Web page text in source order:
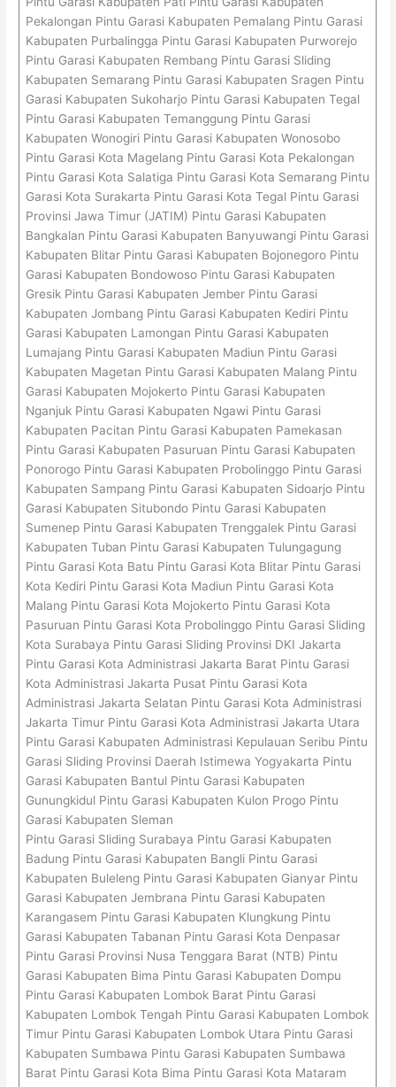
Pekalongan Pintu Garasi Kabupaten Pemalang Pintu Garasi
Kabupaten Purbalingga Pintu Garasi Kabupaten Purworejo
Pintu Garasi Kabupaten Rembang Pintu Garasi Sliding
Kabupaten Semarang Pintu Garasi Kabupaten Sragen Pintu
Garasi Kabupaten Sukoharjo Pintu Garasi Kabupaten Tegal
Pintu Garasi Kabupaten Temanggung Pintu Garasi
Kabupaten Wonogiri Pintu Garasi Kabupaten Wonosobo
Pintu Garasi Kota Magelang Pintu Garasi Kota Pekalongan
Pintu Garasi Kota Salatiga Pintu Garasi Kota Semarang Pintu
Garasi Kota Surakarta Pintu Garasi Kota Tegal Pintu Garasi
Provinsi Jawa Timur (JATIM) Pintu Garasi Kabupaten
Bangkalan Pintu Garasi Kabupaten Banyuwangi Pintu Garasi
Kabupaten Blitar Pintu Garasi Kabupaten Bojonegoro Pintu
Garasi Kabupaten Bondowoso Pintu Garasi Kabupaten
Gresik Pintu Garasi Kabupaten Jember Pintu Garasi
Kabupaten Jombang Pintu Garasi Kabupaten Kediri Pintu
Garasi Kabupaten Lamongan Pintu Garasi Kabupaten
Lumajang Pintu Garasi Kabupaten Madiun Pintu Garasi
Kabupaten Magetan Pintu Garasi Kabupaten Malang Pintu
Garasi Kabupaten Mojokerto Pintu Garasi Kabupaten
Nganjuk Pintu Garasi Kabupaten Ngawi Pintu Garasi
Kabupaten Pacitan Pintu Garasi Kabupaten Pamekasan
Pintu Garasi Kabupaten Pasuruan Pintu Garasi Kabupaten
Ponorogo Pintu Garasi Kabupaten Probolinggo Pintu Garasi
Kabupaten Sampang Pintu Garasi Kabupaten Sidoarjo Pintu
Garasi Kabupaten Situbondo Pintu Garasi Kabupaten
Sumenep Pintu Garasi Kabupaten Trenggalek Pintu Garasi
Kabupaten Tuban Pintu Garasi Kabupaten Tulungagung
Pintu Garasi Kota Batu Pintu Garasi Kota Blitar Pintu Garasi
Kota Kediri Pintu Garasi Kota Madiun Pintu Garasi Kota
Malang Pintu Garasi Kota Mojokerto Pintu Garasi Kota
Pasuruan Pintu Garasi Kota Probolinggo Pintu Garasi Sliding
Kota Surabaya Pintu Garasi Sliding Provinsi DKI Jakarta
Pintu Garasi Kota Administrasi Jakarta Barat Pintu Garasi
Kota Administrasi Jakarta Pusat Pintu Garasi Kota
Administrasi Jakarta Selatan Pintu Garasi Kota Administrasi
Jakarta Timur Pintu Garasi Kota Administrasi Jakarta Utara
Pintu Garasi Kabupaten Administrasi Kepulauan Seribu Pintu
Garasi Sliding Provinsi Daerah Istimewa Yogyakarta Pintu
Garasi Kabupaten Bantul Pintu Garasi Kabupaten
Gunungkidul Pintu Garasi Kabupaten Kulon Progo Pintu
Garasi Kabupaten Sleman
Pintu Garasi Sliding Surabaya Pintu Garasi Kabupaten
Badung Pintu Garasi Kabupaten Bangli Pintu Garasi
Kabupaten Buleleng Pintu Garasi Kabupaten Gianyar Pintu
Garasi Kabupaten Jembrana Pintu Garasi Kabupaten
Karangasem Pintu Garasi Kabupaten Klungkung Pintu
Garasi Kabupaten Tabanan Pintu Garasi Kota Denpasar
Pintu Garasi Provinsi Nusa Tenggara Barat (NTB) Pintu
Garasi Kabupaten Bima Pintu Garasi Kabupaten Dompu
Pintu Garasi Kabupaten Lombok Barat Pintu Garasi
Kabupaten Lombok Tengah Pintu Garasi Kabupaten Lombok
Timur Pintu Garasi Kabupaten Lombok Utara Pintu Garasi
Kabupaten Sumbawa Pintu Garasi Kabupaten Sumbawa
Barat Pintu Garasi Kota Bima Pintu Garasi Kota Mataram